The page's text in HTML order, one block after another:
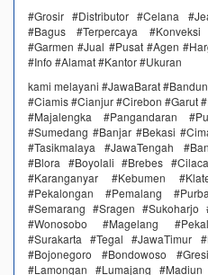
#Grosir #Distributor #Celana
#Bagus #Terpercaya
#Garmen #Jual #Pusat #Agen
#Info #Alamat #Kantor #Ukuran
kami melayani #JawaBarat
#Ciamis #Cianjur #Cirebon #Garut
#Majalengka #Pangandaran
#Sumedang #Banjar #Bekasi
#Tasikmalaya #JawaTengah
#Blora #Boyolali #Brebes
#Karanganyar #Kebumen
#Pekalongan #Pemalang
#Semarang #Sragen #Sukoharjo
#Wonosobo #Magelang
#Surakarta #Tegal #JawaTimur
#Bojonegoro #Bondowoso
#Lamongan #Lumajang